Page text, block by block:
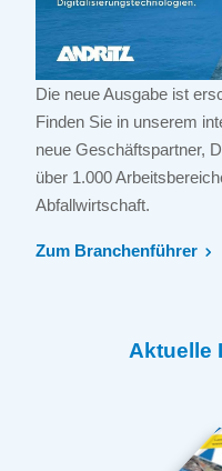
Die neue Ausgabe ist
Finden Sie in unserem
neue Geschäftspartner,
über 1.000
Abfallwirtschaft.
Zum Branchenführer
Aktuelle